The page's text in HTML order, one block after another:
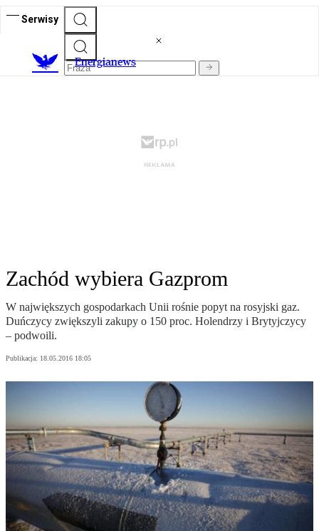
Serwisy
Energianews
Zachód wybiera Gazprom
W największych gospodarkach Unii rośnie popyt na rosyjski gaz.
Duńczycy zwiększyli zakupy o 150 proc. Holendrzy i Brytyjczycy
– podwoili.
Publikacja: 18.05.2016 18:05